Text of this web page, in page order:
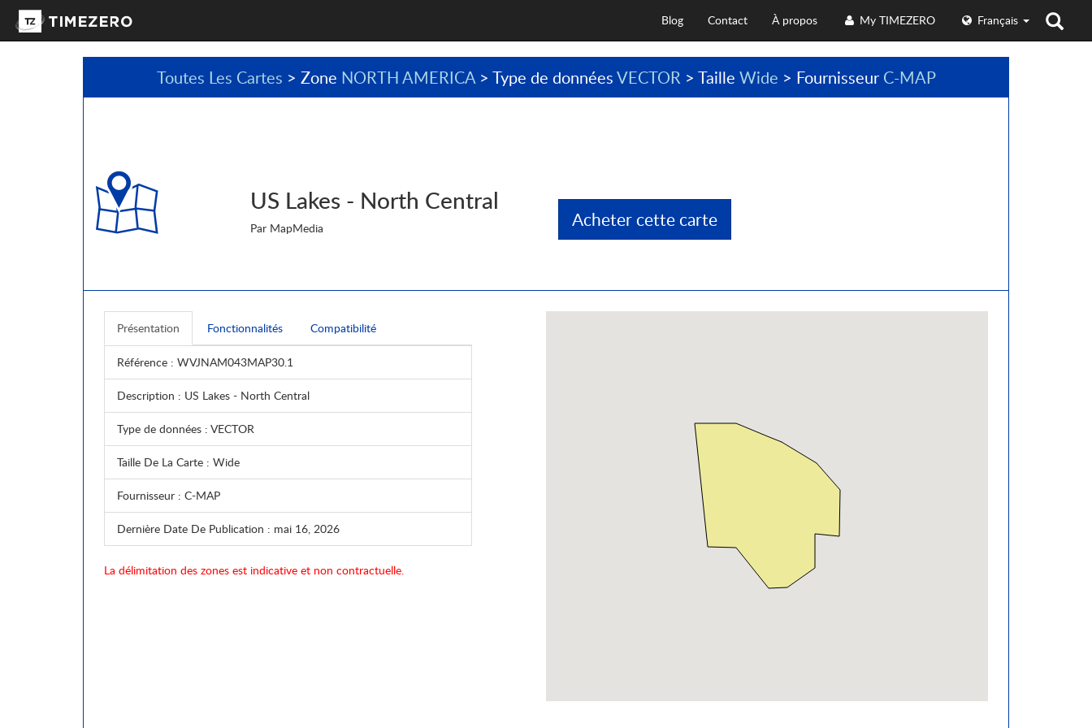
Français
My TIMEZERO
À propos
Contact
Blog
Toutes Les Cartes > Zone NORTH AMERICA> Type de donnéesVECTOR> Taille Wide > Fournisseur C-MAP
US Lakes - North Central
Par MapMedia Acheter cette carte
Présentation Fonctionnalités Compatibilité
Référence : WVJNAM043MAP30.1
Description : US Lakes - North Central
Type de données : VECTOR
Taille De La Carte : Wide
Fournisseur : C-MAP
Dernière Date De Publication : mai 16, 2026
La délimitation des zones est indicative et non contractuelle.